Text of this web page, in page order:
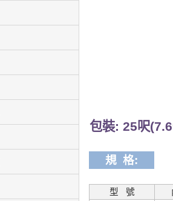
包裝: 25呎
規 格:
型 號